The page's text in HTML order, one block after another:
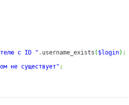
с ID " . username_exists ( $login) ;
не существует" ;